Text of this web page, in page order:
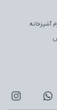
آشپزخانه